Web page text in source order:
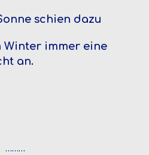
schien dazu
Winter immer eine
an.
………